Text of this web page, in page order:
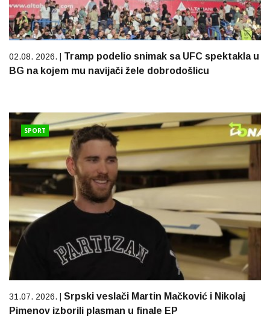
02.08. 2026. | Tramp podelio snimak sa UFC spektakla u
BG na kojem mu navijači žele dobrodošlicu
SPORT
31.07. 2026. | Srpski veslači Martin Mačković i Nikolaj
Pimenov izborili plasman u finale EP